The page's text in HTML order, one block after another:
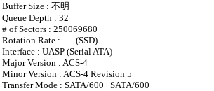
Buffer Size : 不明
Queue Depth : 32
# of Sectors : 250069680
Rotation Rate : ---- (SSD)
Interface : UASP (Serial ATA)
Major Version : ACS-4
Minor Version : ACS-4 Revision 5
Transfer Mode : SATA/600 | SATA/600